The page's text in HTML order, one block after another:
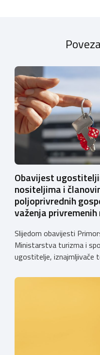
Obavijest
nositeljima i
poljoprivrednih
važenja privremenih
Slijedom obavijesti
Ministarstva turizma i
ugostitelje, iznajmljivače
poljoprivrednih
privremenih rješenja
ugostiteljskoj
1. siječnja 2025. godine
zahtjevi za izdavanje